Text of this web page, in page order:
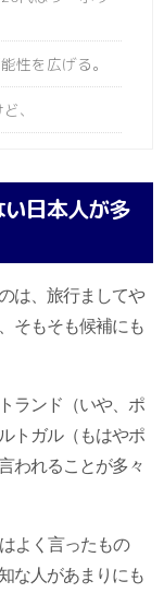
性を広げる。
、
日本人が多
は、旅行ましてや
そもそも候補にも
ランド（いや、ポ
トガル（もはやポ
われることが多々
はよく言ったもの
な人があまりにも